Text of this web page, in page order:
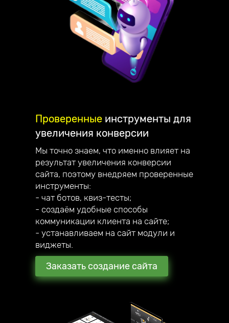
Проверенные инструменты для
увеличения конверсии
Мы точно знаем, что именно влияет на
результат увеличения конверсии
сайта, поэтому внедряем проверенные
инструменты:
- чат ботов, квиз-тесты;
- создаём удобные способы
коммуникации клиента на сайте;
- устанавливаем на сайт модули и
виджеты.
Заказать создание сайта